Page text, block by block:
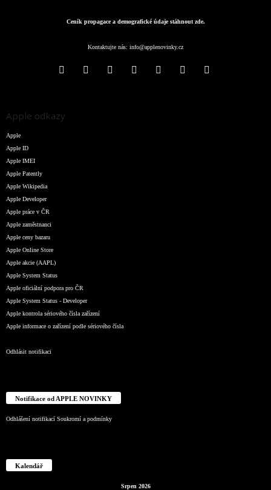
Ceník propagace a demografické údaje stáhnout zde.
Kontaktujte nás: info@applenovinky.cz
Apple odkazy
Apple
Apple ID
Apple IMEI
Apple Patently
Apple Wikipedia
Apple Developer
Apple práce v ČR
Apple zaměstnanci
Apple ceny bazaru
Apple Online Store
Apple akcie (AAPL)
Apple System Status
Apple oficiální podpora pro ČR
Apple System Status - Developer
Apple kontrola sériového čísla zařízení
Apple informace o zařízení podle sériového čísla
Odhlásit notifikaci
Notifikace od APPLE NOVINKY
Odhlášení notifikací Soukromí a podmínky
Kalendář
Srpen 2026